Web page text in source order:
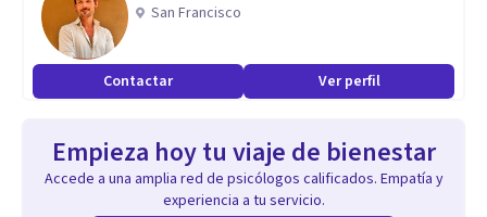
San Francisco
Contactar Ver perfil
Empieza hoy tu viaje de bienestar
Accede a una amplia red de psicólogos calificados. Empatía y
experiencia a tu servicio.